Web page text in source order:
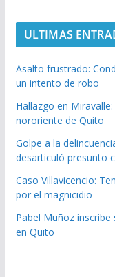
ULTIMAS
Asalto frustrado:
un intento de robo
Hallazgo en
nororiente de Quito
Golpe a la
desarticuló presunto
Caso Villavicencio:
por el magnicidio
Pabel Muñoz
en Quito